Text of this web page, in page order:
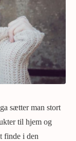
sætter man stort
til hjem og
finde i den